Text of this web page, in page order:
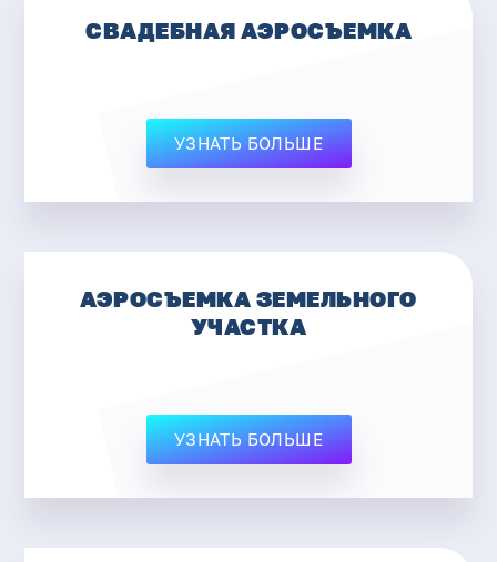
СВАДЕБНАЯ АЭРОСЪЕМКА
УЗНАТЬ БОЛЬШЕ
АЭРОСЪЕМКА ЗЕМЕЛЬНОГО
УЧАСТКА
УЗНАТЬ БОЛЬШЕ